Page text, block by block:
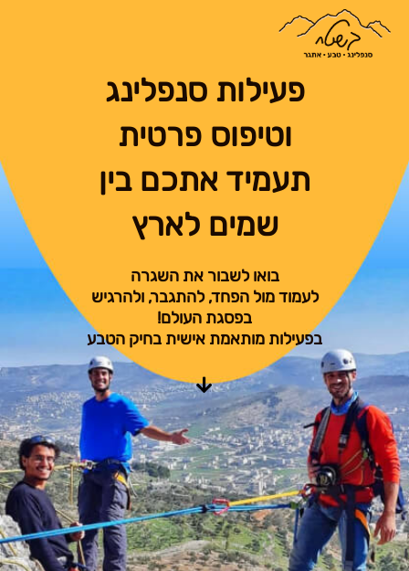
פעילות סנפלינג
וטיפוס פרטית
תעמיד אתכם בין
שמים לארץ
בואו לשבור את השגרה
לעמוד מול הפחד, להתגבר, ולהרגיש
בפסגת העולם!
בפעילות מותאמת אישית בחיק הטבע